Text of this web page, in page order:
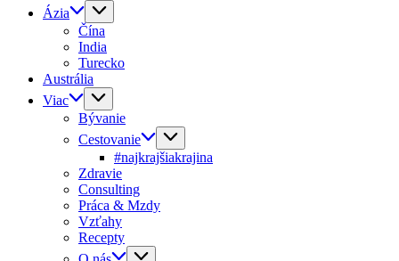
Ázia
Čína
India
Turecko
Austrália
Viac
Bývanie
Cestovanie
#najkrajšiakrajina
Zdravie
Consulting
Práca & Mzdy
Vzťahy
Recepty